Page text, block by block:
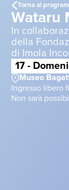
Torna al
Wataru
In
della
di Imola
17 -
Museo
Ingresso libero
Non sarà